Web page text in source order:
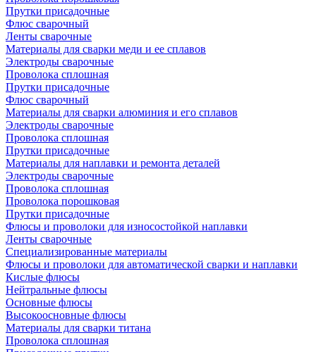
Прутки присадочные
Флюс сварочный
Ленты сварочные
Материалы для сварки меди и ее сплавов
Электроды сварочные
Проволока сплошная
Прутки присадочные
Флюс сварочный
Материалы для сварки алюминия и его сплавов
Электроды сварочные
Проволока сплошная
Прутки присадочные
Материалы для наплавки и ремонта деталей
Электроды сварочные
Проволока сплошная
Проволока порошковая
Прутки присадочные
Флюсы и проволоки для износостойкой наплавки
Ленты сварочные
Специализированные материалы
Флюсы и проволоки для автоматической сварки и наплавки
Кислые флюсы
Нейтральные флюсы
Основные флюсы
Высокоосновные флюсы
Материалы для сварки титана
Проволока сплошная